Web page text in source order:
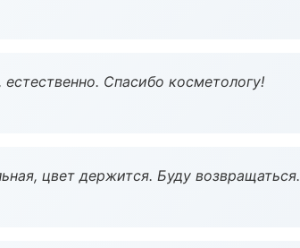
Спасибо косметологу!
цвет держится. Буду возвращаться.